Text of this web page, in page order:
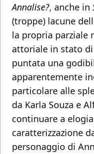
Annalise?, anche in
(troppe) lacune
la propria parziale
attoriale in stato di
puntata una
apparentemente
particolare alle
da Karla Souza e
continuare a
caratterizzazione
personaggio di